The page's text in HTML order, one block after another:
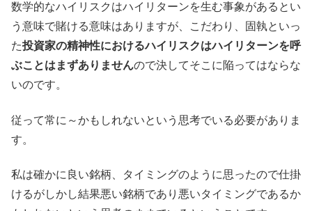
数学的なハイリスクはハイリターンを生む事象があるとい
う意味で賭ける意味はありますが、こだわり、固執といっ
た投資家の精神性におけるハイリスクはハイリターンを呼
ぶことはまずありませんので決してそこに陥ってはならな
いのです。
従って常に～かもしれないという思考でいる必要がありま
す。
私は確かに良い銘柄、タイミングのように思ったので仕掛
けるがしかし結果悪い銘柄であり悪いタイミングであるか